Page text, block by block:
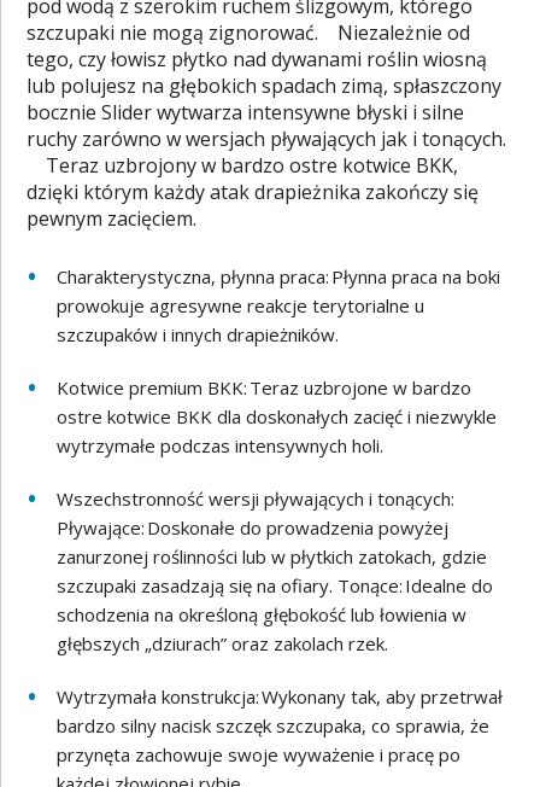
pod wodą z szerokim ruchem ślizgowym, którego
szczupaki nie mogą zignorować. Niezależnie od
tego, czy łowisz płytko nad dywanami roślin wiosną
lub polujesz na głębokich spadach zimą, spłaszczony
bocznie Slider wytwarza intensywne błyski i silne
ruchy zarówno w wersjach pływających jak i tonących.
Teraz uzbrojony w bardzo ostre kotwice BKK,
dzięki którym każdy atak drapieżnika zakończy się
pewnym zacięciem.
Charakterystyczna, płynna praca: Płynna praca na boki
prowokuje agresywne reakcje terytorialne u
szczupaków i innych drapieżników.
Kotwice premium BKK: Teraz uzbrojone w bardzo
ostre kotwice BKK dla doskonałych zacięć i niezwykle
wytrzymałe podczas intensywnych holi.
Wszechstronność wersji pływających i tonących:
Pływające: Doskonałe do prowadzenia powyżej
zanurzonej roślinności lub w płytkich zatokach, gdzie
szczupaki zasadzają się na ofiary. Tonące: Idealne do
schodzenia na określoną głębokość lub łowienia w
głębszych „dziurach” oraz zakolach rzek.
Wytrzymała konstrukcja: Wykonany tak, aby przetrwał
bardzo silny nacisk szczęk szczupaka, co sprawia, że
przynęta zachowuje swoje wyważenie i pracę po